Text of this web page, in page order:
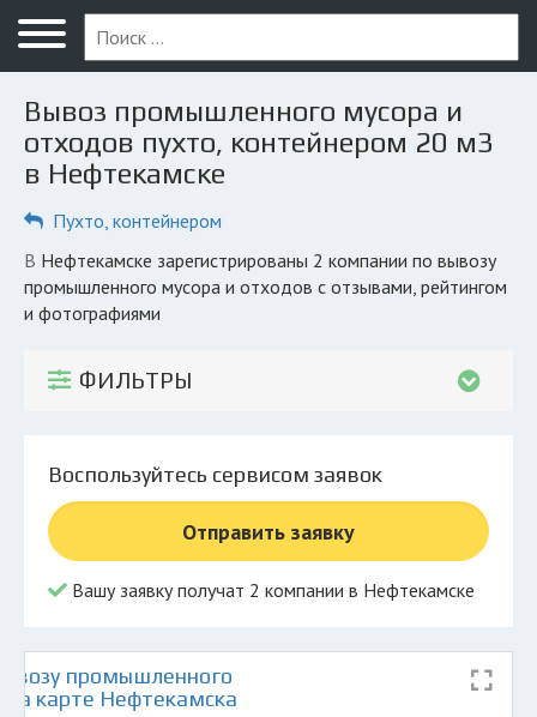
Меню
Главная
Вопрос юристу
Нефтекамск
ПОЛЬЗОВАТЕЛЯМ
Компании
Экоблог
Личный кабинет
Вывоз промышленного мусора и
отходов пухто, контейнером 20 м3
в Нефтекамске
Пухто, контейнером
в Нефтекамске зарегистрированы 2 компании по вывозу
промышленного мусора и отходов с отзывами, рейтингом
и фотографиями
ФИЛЬТРЫ
Воспользуйтесь сервисом заявок
Отправить заявку
Вашу заявку получат 2 компании в Нефтекамске
промышленного
на карте Нефтекамска